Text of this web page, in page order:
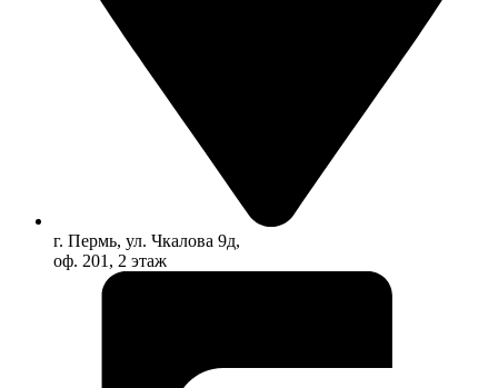
г. Пермь, ул. Чкалова 9д,
оф. 201, 2 этаж